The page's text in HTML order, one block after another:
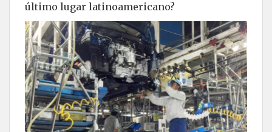
último lugar latinoamericano?